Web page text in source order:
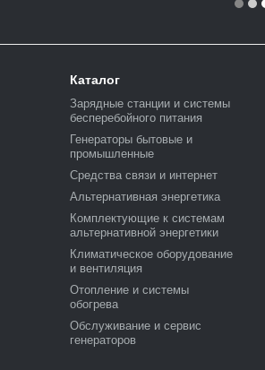
Каталог
Зарядные станции и системы
бесперебойного питания
Генераторы бытовые и
промышленные
Средства связи и интернет
Альтернативная энергетика
Комплектующие к системам
альтернативной энергетики
Климатическое оборудование
и вентиляция
Отопление и системы
обогрева
Обслуживание и сервис
генераторов